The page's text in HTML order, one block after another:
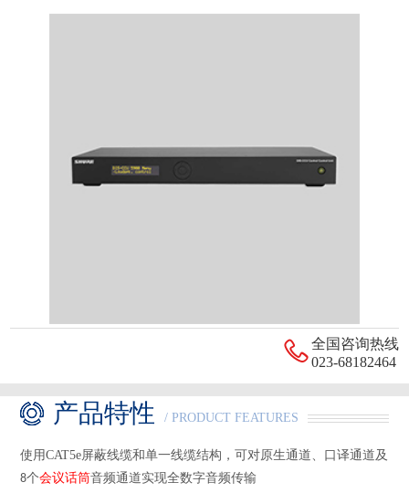
全国咨询热线
023-68182464
产品特性 / PRODUCT FEATURES
使用CAT5e屏蔽线缆和单一线缆结构，可对原生通道、口译通道及
8个会议话筒音频通道实现全数字音频传输